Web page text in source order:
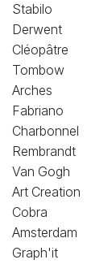
Stabilo
Derwent
Cléopâtre
Tombow
Arches
Fabriano
Charbonnel
Rembrandt
Van Gogh
Art Creation
Cobra
Amsterdam
Graph'it